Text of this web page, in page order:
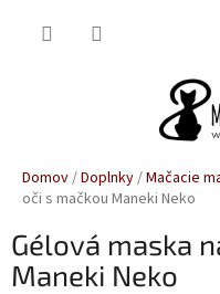
Domov/Doplnky/Mačacie
oči s mačkou Maneki Neko
Gélová maska
Maneki Neko